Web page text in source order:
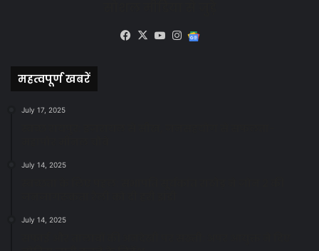
Facebook
X YouTubeInstagram
महत्वपूर्ण खबरें
July 17, 2025
July 14, 2025
July 14, 2025